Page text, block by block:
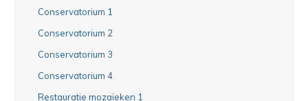
Conservatorium 1
Conservatorium 2
Conservatorium 3
Conservatorium 4
Restauratie mozaïeken 1